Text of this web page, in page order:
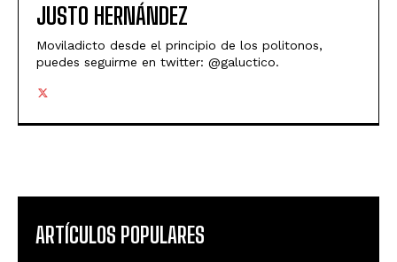
JUSTO HERNÁNDEZ
Moviladicto desde el principio de los politonos,
puedes seguirme en twitter: @galuctico.
ARTÍCULOS POPULARES